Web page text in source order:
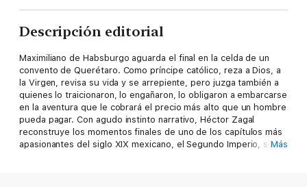
Descripción editorial
Maximiliano de Habsburgo aguarda el final en la celda de un
convento de Querétaro. Como príncipe católico, reza a Dios, a
la Virgen, revisa su vida y se arrepiente, pero juzga también a
quienes lo traicionaron, lo engañaron, lo obligaron a embarcarse
en la aventura que le cobrará el precio más alto que un hombre
pueda pagar. Con agudo instinto narrativo, Héctor Zagal
reconstruye los momentos finales de uno de los capítulos más
apasionantes del siglo XIX mexicano, el Segundo Imperio, sinMás